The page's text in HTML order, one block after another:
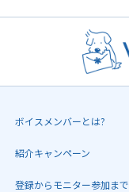
ボイスメンバーとは?
紹介キャンペーン
登録からモニター参加まで